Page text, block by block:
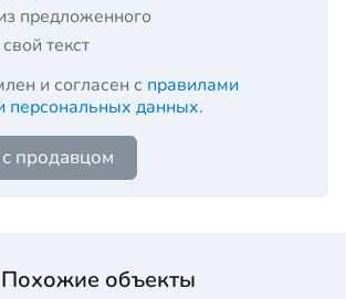
предложенного
текст
и согласен с правилами
персональных данных.
с продавцом
Похожие объекты